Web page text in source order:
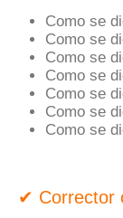
Como se
Como se
Como se
Como se
Como se
Como se
Como se
✔ Corrector